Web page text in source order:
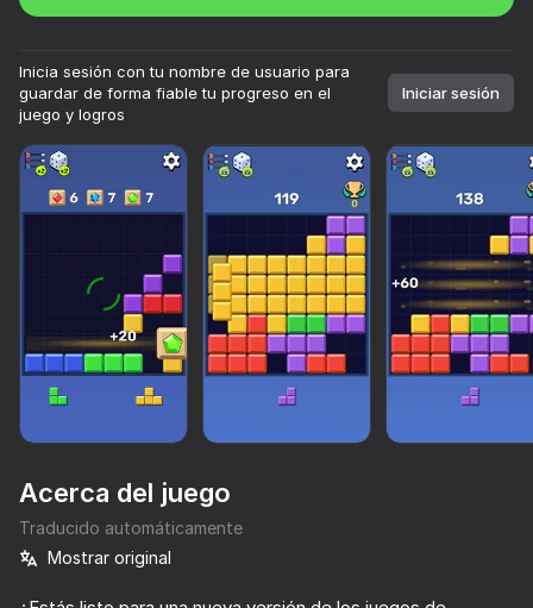
Más de 10,000 juegos.
74
82
Inicia sesión con tu nombre de usuario para
guardar de forma fiable tu progreso en el
juego y logros
Iniciar sesión
Acerca del juego
Traducido automáticamente
Mostrar original